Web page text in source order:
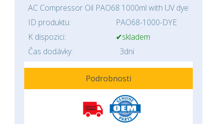
AC Compressor Oil PAO68 1000ml with UV dye
ID produktu:
PAO68-1000-DYE
K dispozici:
✔skladem
Čas dodávky:
3dni
Podrobnosti